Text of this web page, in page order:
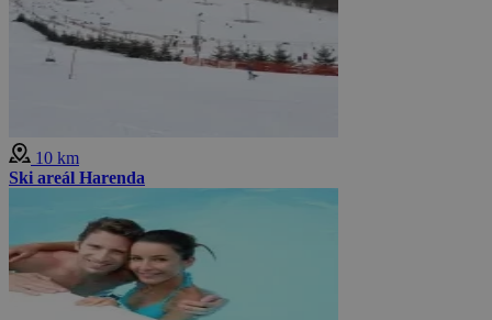
10 km
Ski areál Harenda